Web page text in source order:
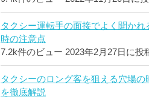
タクシー運転手の面接でよく聞かれ
時の注意点
7.2k件のビュー 2023年2月27日に投
タクシーのロング客を狙える穴場の
を徹底解説